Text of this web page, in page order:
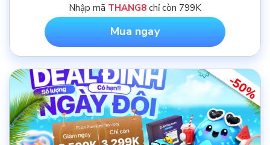
Nhập mã THANG8 chỉ còn 799K
Mua ngay
-50%